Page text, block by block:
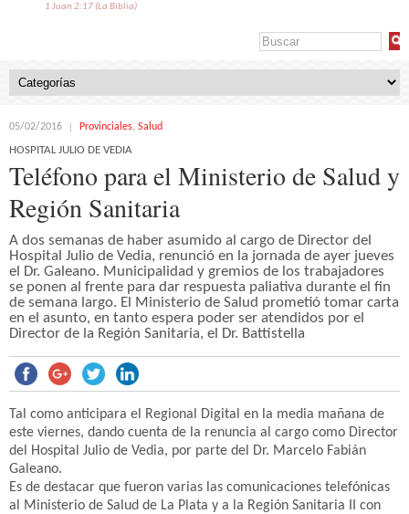
1 Juan 2:17 (La Biblia)
05/02/2016 Provinciales, Salud
HOSPITAL JULIO DE VEDIA
Teléfono para el Ministerio de Salud y
Región Sanitaria
A dos semanas de haber asumido al cargo de Director del
Hospital Julio de Vedia, renunció en la jornada de ayer jueves
el Dr. Galeano. Municipalidad y gremios de los trabajadores
se ponen al frente para dar respuesta paliativa durante el fin
de semana largo. El Ministerio de Salud prometió tomar carta
en el asunto, en tanto espera poder ser atendidos por el
Director de la Región Sanitaria, el Dr. Battistella
Tal como anticipara el Regional Digital en la media mañana de
este viernes, dando cuenta de la renuncia al cargo como Director
del Hospital Julio de Vedia, por parte del Dr. Marcelo Fabián
Galeano.
Es de destacar que fueron varias las comunicaciones telefónicas
al Ministerio de Salud de La Plata y a la Región Sanitaria II con